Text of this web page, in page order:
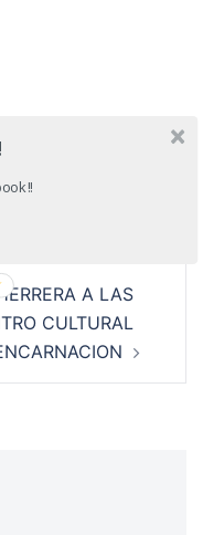
ECONOMICA
A LAS
CULTURAL